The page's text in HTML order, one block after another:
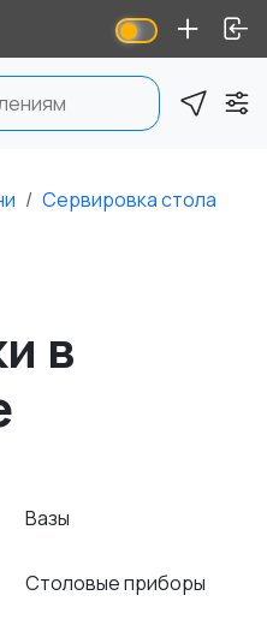
Сервировка стола
в
Вазы
Столовые приборы